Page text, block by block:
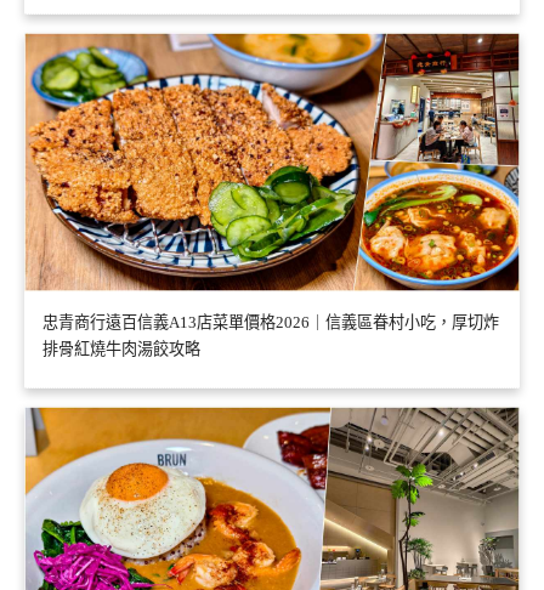
忠青商行遠百信義A13店菜單價格2026｜信義區眷村小吃，厚切炸
排骨紅燒牛肉湯餃攻略